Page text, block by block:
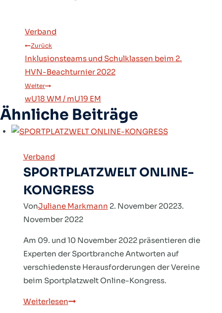
Verband
Beitragsnavigation
Zurück
Inklusionsteams und Schulklassen beim 2.
HVN-Beachturnier 2022
Weiter
wU18 WM / mU19 EM
Ähnliche Beiträge
Verband
SPORTPLATZWELT ONLINE-
KONGRESS
VonJuliane Markmann 2. November 20223.
November 2022
Am 09. und 10 November 2022 präsentieren die
Experten der Sportbranche Antworten auf
verschiedenste Herausforderungen der Vereine
beim Sportplatzwelt Online-Kongress.
WeiterlesenSPORTPLATZWELT